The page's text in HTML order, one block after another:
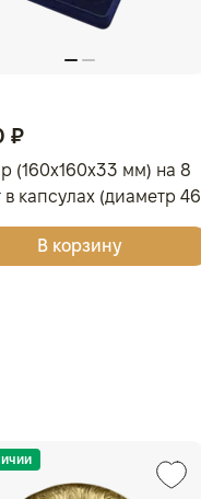
₽
(160x160x33 мм) на 8
в капсулах (диаметр 46
бордовый
В корзину